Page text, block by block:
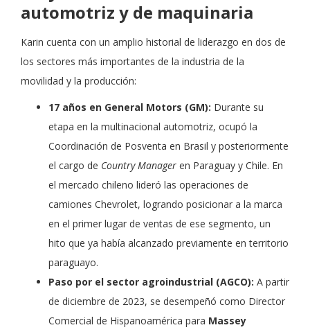
automotriz y de maquinaria
Karin cuenta con un amplio historial de liderazgo en dos de
los sectores más importantes de la industria de la
movilidad y la producción:
17 años en General Motors (GM): Durante su
etapa en la multinacional automotriz, ocupó la
Coordinación de Posventa en Brasil y posteriormente
el cargo de Country Manager en Paraguay y Chile. En
el mercado chileno lideró las operaciones de
camiones Chevrolet, logrando posicionar a la marca
en el primer lugar de ventas de ese segmento, un
hito que ya había alcanzado previamente en territorio
paraguayo.
Paso por el sector agroindustrial (AGCO): A partir
de diciembre de 2023, se desempeñó como Director
Comercial de Hispanoamérica para Massey